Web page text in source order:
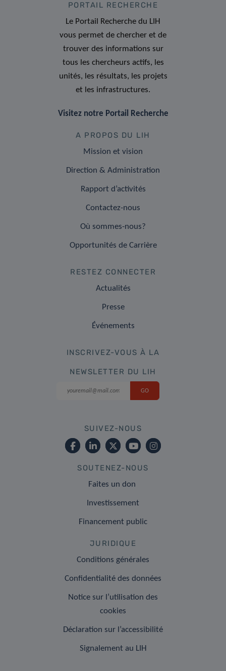
PORTAIL RECHERCHE
Le Portail Recherche du LIH
vous permet de chercher et de
trouver des informations sur
tous les chercheurs actifs, les
unités, les résultats, les projets
et les infrastructures.
Visitez notre Portail Recherche
A PROPOS DU LIH
Mission et vision
Direction & Administration
Rapport d’activités
Contactez-nous
Où sommes-nous?
Opportunités de Carrière
RESTEZ CONNECTER
Actualités
Presse
Événements
INSCRIVEZ-VOUS À LA
NEWSLETTER DU LIH
SUIVEZ-NOUS
SOUTENEZ-NOUS
Faites un don
Investissement
Financement public
JURIDIQUE
Conditions générales
Confidentialité des données
Notice sur l’utilisation des
cookies
Déclaration sur l’accessibilité
Signalement au LIH